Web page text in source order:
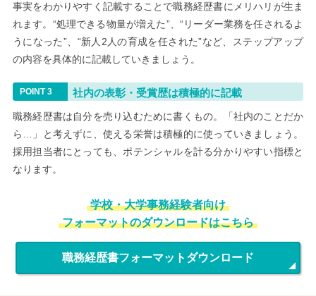
事実をわかりやすく記載することで職務経歴書にメリハリが生ま
れます。“処理できる物量が増えた”、“リーダー業務を任されるよ
うになった”、“新人2人の育成を任された”など、ステップアップ
の内容を具体的に記載していきましょう。
社内の表彰・受賞歴は積極的に記載
職務経歴書は自分を売り込むために書くもの。「社内のことだか
ら…」と考えずに、使える栄誉は積極的に使っていきましょう。
採用担当者にとっても、ポテンシャルを計る分かりやすい指標と
なります。
学校・大学事務経験者向け
フォーマットのダウンロードはこちら
職務経歴書フォーマットダウンロード